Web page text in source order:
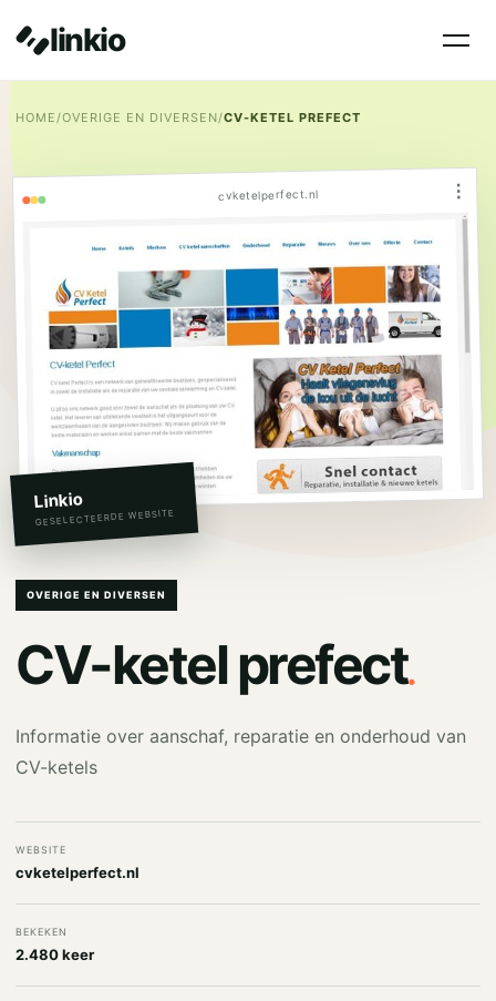
linkio
HOME/OVERIGE EN DIVERSEN/CV-KETEL PREFECT
cvketelperfect.nl ⋮
Linkio
GESELECTEERDE WEBSITE
OVERIGE EN DIVERSEN
CV-ketel prefect.
Informatie over aanschaf, reparatie en onderhoud van
CV-ketels
WEBSITE
cvketelperfect.nl
BEKEKEN
2.480 keer